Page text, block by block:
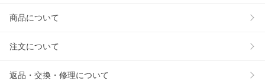
商品について
注文について
返品・交換・修理について